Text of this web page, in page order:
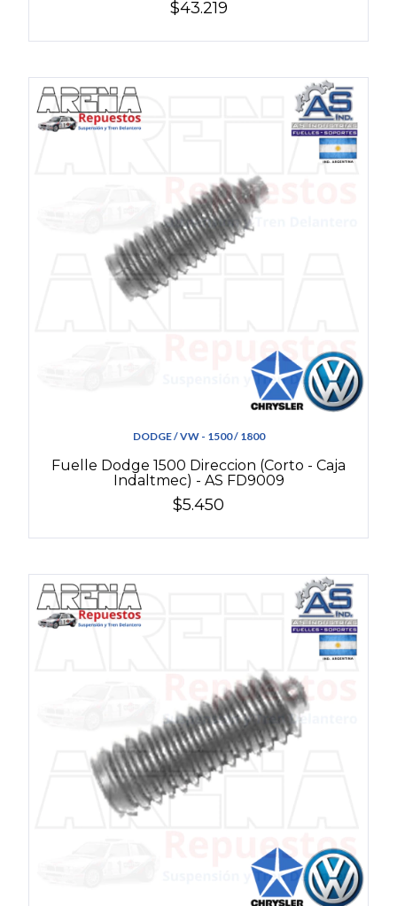
$43.219
DODGE / VW - 1500 / 1800
Fuelle Dodge 1500 Direccion (Corto - Caja
Indaltmec) - AS FD9009
$5.450